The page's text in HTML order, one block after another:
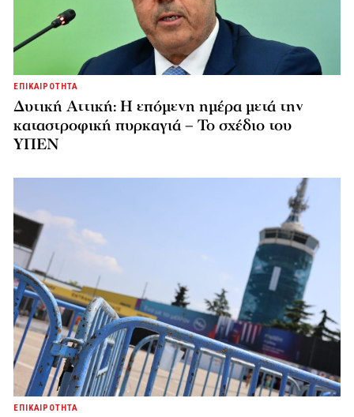
ΕΠΙΚΑΙΡΟΤΗΤΑ
Δυτική Αττική: Η επόμενη ημέρα μετά την
καταστροφική πυρκαγιά – Το σχέδιο του
ΥΠΕΝ
ΕΠΙΚΑΙΡΟΤΗΤΑ